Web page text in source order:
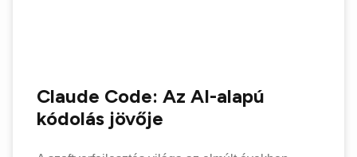
Claude Code: Az AI-alapú
kódolás jövője